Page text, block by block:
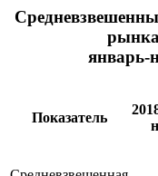
январь-
Показатель